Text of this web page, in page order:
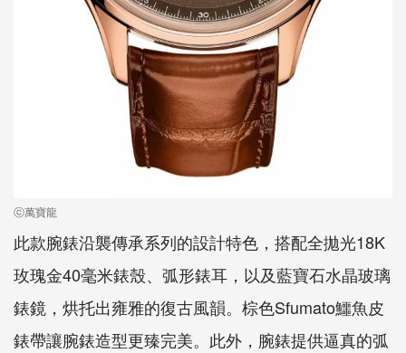
ⓒ萬寶龍
此款腕錶沿襲傳承系列的設計特色，搭配全拋光18K
玫瑰金40毫米錶殼、弧形錶耳，以及藍寶石水晶玻璃
錶鏡，烘托出雍雅的復古風韻。棕色Sfumato鱷魚皮
錶帶讓腕錶造型更臻完美。此外，腕錶提供逼真的弧